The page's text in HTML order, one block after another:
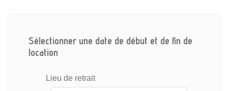
Sélectionner une date de début et de fin de
location
Lieu de retrait